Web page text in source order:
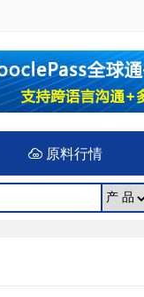
原料行情